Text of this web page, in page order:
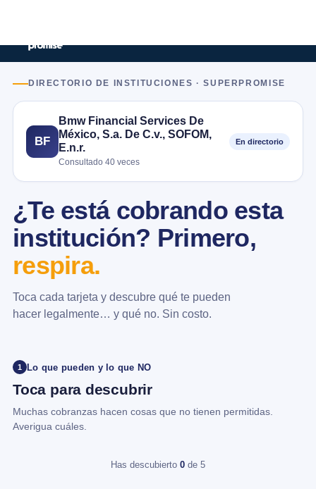
DIRECTORIO DE INSTITUCIONES · SUPERPROMISE
BF
Bmw Financial Services De
México, S.a. De C.v., SOFOM,
E.n.r.
Consultado 40 veces
En directorio
¿Te está cobrando esta
institución? Primero,
respira.
Toca cada tarjeta y descubre qué te pueden
hacer legalmente… y qué no. Sin costo.
1 Lo que pueden y lo que NO
Toca para descubrir
Muchas cobranzas hacen cosas que no tienen permitidas.
Averigua cuáles.
Has descubierto 0 de 5